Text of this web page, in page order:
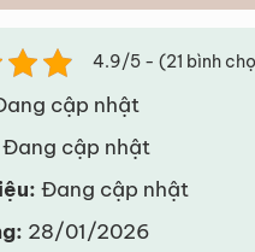
4.9/5 - (21 bình
cập nhật
Đang cập nhật
Đang cập nhật
28/01/2026